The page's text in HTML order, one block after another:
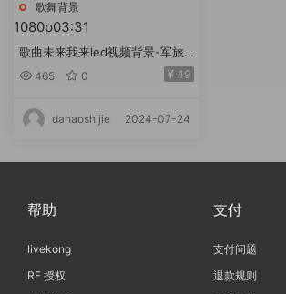
歌舞背景
1080p03:31
歌曲未来我来led视频背景-军旅
版有词
465 0 49
dahaoshijie 2024-07-24
帮助
livekong
RF 授权
支付
支付问题
退款规则